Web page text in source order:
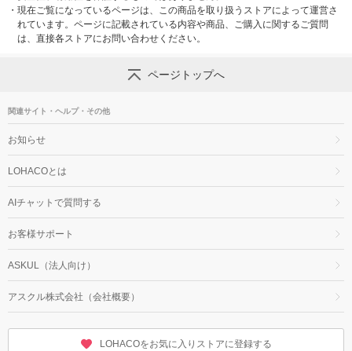
・ 現在ご覧になっているページは、この商品を取り扱うストアによって運営さ
れています。ページに記載されている内容や商品、ご購入に関するご質問
は、直接各ストアにお問い合わせください。
ページトップへ
関連サイト・ヘルプ・その他
お知らせ
LOHACOとは
AIチャットで質問する
お客様サポート
ASKUL（法人向け）
アスクル株式会社（会社概要）
LOHACOをお気に入りストアに登録する